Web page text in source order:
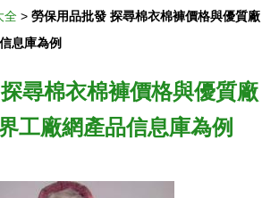
全 > 勞保用品批發 探尋棉衣棉褲價格與優質廠
息庫為例
尋棉衣棉褲價格與優質廠
廠網產品信息庫為例